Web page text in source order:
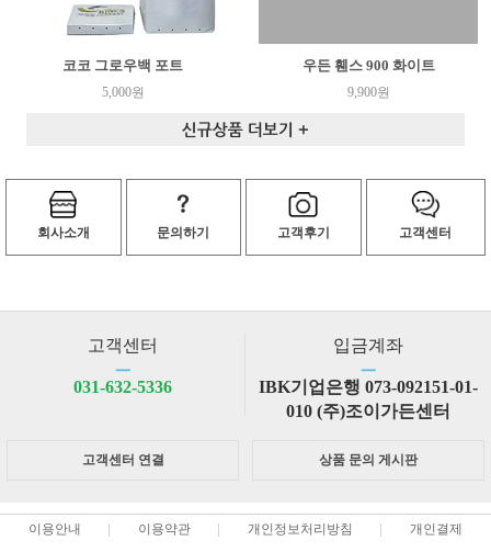
코코 그로우백 포트
5,000원
우든 휀스 900 화이트
9,900원
회사소개 문의하기 고객후기 고객센터
고객센터
ㅡ
031-632-5336
입금계좌
ㅡ
IBK기업은행 073-092151-01-
010 (주)조이가든센터
고객센터 연결 상품 문의 게시판
이용안내 이용약관 개인정보처리방침 개인결제